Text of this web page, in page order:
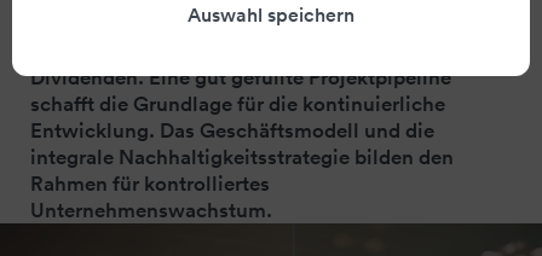
breite Nutzung sowie erstklassige Mieter sorgen
Dividenden. Eine gut gefüllte Projektpipeline
schafft die Grundlage für die kontinuierliche
Entwicklung. Das Geschäftsmodell und die
integrale Nachhaltigkeitsstrategie bilden den
Rahmen für kontrolliertes
Unternehmenswachstum.
Auswahl speichern